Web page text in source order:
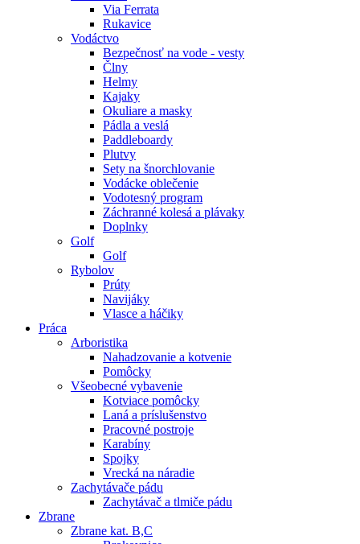
Via Ferrata
Rukavice
Vodáctvo
Bezpečnosť na vode - vesty
Člny
Helmy
Kajaky
Okuliare a masky
Pádla a veslá
Paddleboardy
Plutvy
Sety na šnorchlovanie
Vodácke oblečenie
Vodotesný program
Záchranné kolesá a plávaky
Doplnky
Golf
Golf
Rybolov
Prúty
Navijáky
Vlasce a háčiky
Práca
Arboristika
Nahadzovanie a kotvenie
Pomôcky
Všeobecné vybavenie
Kotviace pomôcky
Laná a príslušenstvo
Pracovné postroje
Karabíny
Spojky
Vrecká na náradie
Zachytávače pádu
Zachytávač a tlmiče pádu
Zbrane
Zbrane kat. B,C